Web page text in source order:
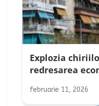
Explozia
redresarea
februarie 11, 2026